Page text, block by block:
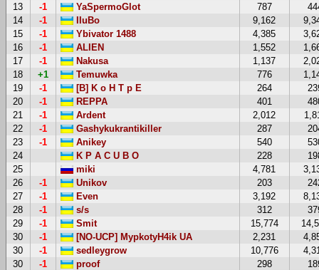
13
-1 YaSpermoGlot 787
14
-1 IIuBo 9,162
15
-1 Ybivator 1488 4,385
16
-1 ALIEN 1,552
17
-1 Nakusa 1,137
18
+1 Temuwka 776
19
-1 [B] K o H T p E 264
20
-1 REPPA 401
21
-1 Ardent 2,012
22
-1 Gashykukrantikiller 287
23
-1 Anikey 540
24
K P A C U B O 228
25
miki 4,781
26
-1 Unikov 203
27
-1 Even 3,192
28
-1 s/s 312
29
-1 Smit 15,774
30
-1 [NO-UCP] MypkotyH4ik UA 2,231
30
-1 sedleygrow 10,776
30
-1 proof 298